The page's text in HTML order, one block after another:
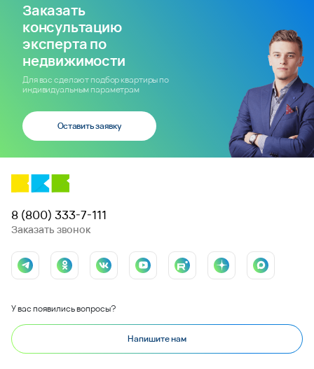
Заказать
консультацию
эксперта по
недвижимости
Для вас сделают подбор квартиры по
индивидуальным параметрам
Оставить заявку
8 (800) 333-7-111
Заказать звонок
У вас появились вопросы?
Напишите нам